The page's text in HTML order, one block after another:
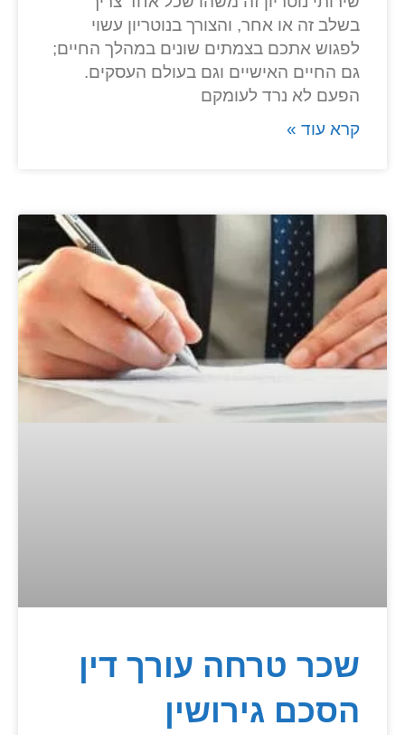
בשלב זה או אחר, והצורך בנוטריון עשוי
לפגוש אתכם בצמתים שונים במהלך החיים;
גם החיים האישיים וגם בעולם העסקים.
הפעם לא נרד לעומקם
קרא עוד »
שכר טרחה עורך דין
הסכם גירושין